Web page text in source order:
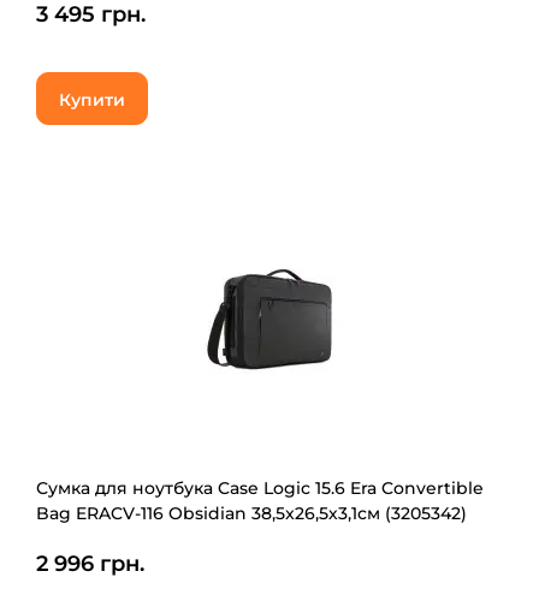
3 495 грн.
Купити
Сумка для ноутбука Case Logic 15.6 Era Convertible
Bag ERACV-116 Obsidian 38,5x26,5х3,1см (3205342)
2 996 грн.